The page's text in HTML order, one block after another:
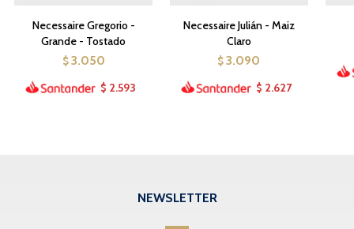
Necessaire Gregorio -
Grande - Tostado
$ 3.050
$ 2.593
Necessaire Julián - Maiz
Claro
$ 3.090
$ 2.627
NEWSLETTER